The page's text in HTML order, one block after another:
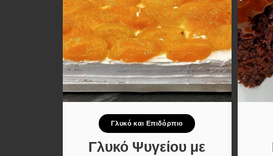
Κρέας
Ζυμαρικά
Πίτες και
Σαλάτες
Σνακ
Γλυκό και Επιδόρπιο
Γλυκό Ψυγείου με